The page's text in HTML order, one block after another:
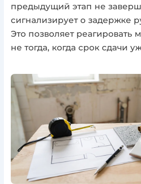
предыдущий этап не
сигнализирует о задержке
Это позволяет реагировать
не тогда, когда срок сдачи